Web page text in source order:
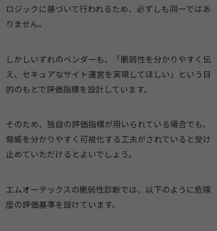
ロジックに基づいて行われるため、必ずしも同一ではあ
りません。
しかしいずれのベンダーも、「脆弱性を分かりやすく伝
え、セキュアなサイト運営を実現してほしい」という目
的のもとで評価指標を設計しています。
そのため、独自の評価指標が用いられている場合でも、
脅威を分かりやすく可視化する工夫がされていると受け
止めていただけるとよいでしょう。
エムオーテックスの脆弱性診断では、以下のように危険
度の評価基準を設けています。